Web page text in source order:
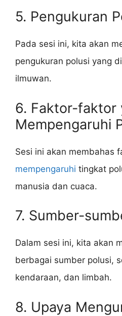
5. Pengukuran
Pada sesi ini, kita akan
pengukuran polusi yang
ilmuwan.
6. Faktor-faktor
Mempengaruhi
Sesi ini akan membahas
mempengaruhi tingkat
manusia dan cuaca.
7. Sumber-
Dalam sesi ini, kita akan
berbagai sumber polusi,
kendaraan, dan limbah.
8. Upaya